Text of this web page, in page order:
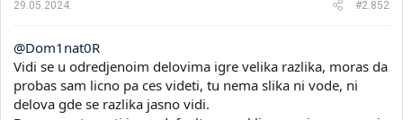
:
29.05.2024. #2.852
@Dom1nat0R
Vidi se u odredjenoim delovima igre velika razlika, moras da
probas sam licno pa ces videti, tu nema slika ni vode, ni
delova gde se razlika jasno vidi.